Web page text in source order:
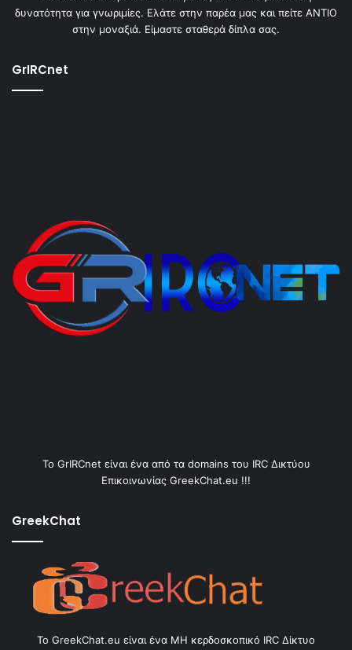
δυνατότητα για γνωριμίες. Ελάτε στην παρέα μας και πείτε ΑΝΤΙΟ
στην μοναξιά. Είμαστε σταθερά δίπλα σας.
GrIRCnet
Το GrIRCnet είναι ένα από τα domains του IRC Δικτύου
Επικοινωνίας GreekChat.eu !!!
GreekChat
Το GreekChat.eu είναι ένα ΜΗ κερδοσκοπικό IRC Δίκτυο